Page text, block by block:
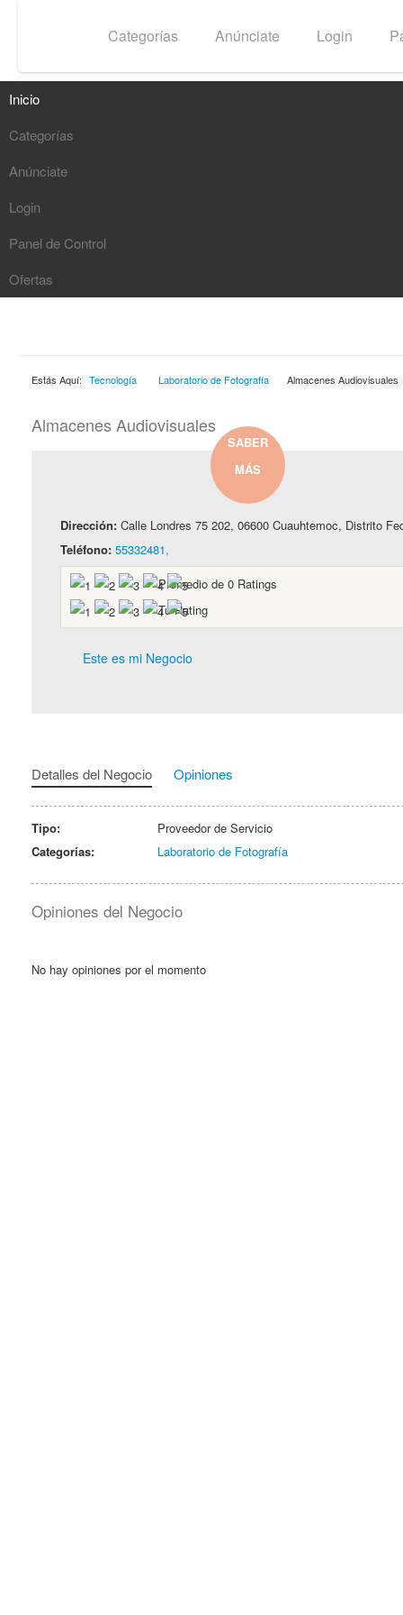
Categorías Anúnciate Login
Estás Aquí: Tecnología Laboratorio de Fotografía Almacenes Audiovisuales
Almacenes Audiovisuales
SABER
MÁS
Dirección: Calle Londres 75 202, 06600 Cuauhtemoc, Distrito
Teléfono: 55332481,
Promedio de 0 Ratings
Tu Rating
Este es mi Negocio
Detalles del Negocio Opiniones
Tipo:
Proveedor de Servicio
Categorías:
Laboratorio de Fotografía
Opiniones del Negocio
No hay opiniones por el momento
Inicio
Categorías
Anúnciate
Login
Panel de Control
Ofertas